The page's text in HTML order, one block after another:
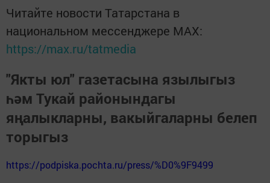
Читайте новости Татарстана в
национальном мессенджере MАХ:
https://max.ru/tatmedia
"Якты юл" газетасына язылыгыз
һәм Тукай районындагы
яңалыкларны, вакыйгаларны белеп
торыгыз
https://podpiska.pochta.ru/press/%D0%9F9499